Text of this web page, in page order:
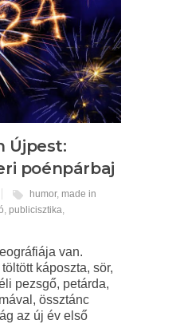
Újpest:
poénpárbaj
humor, made in
, publicisztika,
van.
káposzta, sör,
pezsgő, petárda,
össztánc
az új év első